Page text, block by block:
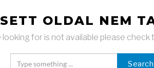
OLDAL NEM
looking for is not available please check
Search